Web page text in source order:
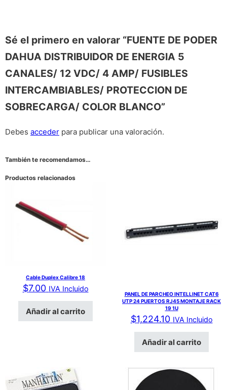
Sé el primero en valorar “FUENTE DE PODER
DAHUA DISTRIBUIDOR DE ENERGIA 5
CANALES/ 12 VDC/ 4 AMP/ FUSIBLES
INTERCAMBIABLES/ PROTECCION DE
SOBRECARGA/ COLOR BLANCO”
Debes acceder para publicar una valoración.
También te recomendamos…
Productos relacionados
Cable Duplex Calibre 18
$7.00 IVA Incluido
Añadir al carrito
PANEL DE PARCHEO INTELLINET CAT6
UTP 24 PUERTOS RJ45 MONTAJE RACK
19 1U
$1,224.10 IVA Incluido
Añadir al carrito